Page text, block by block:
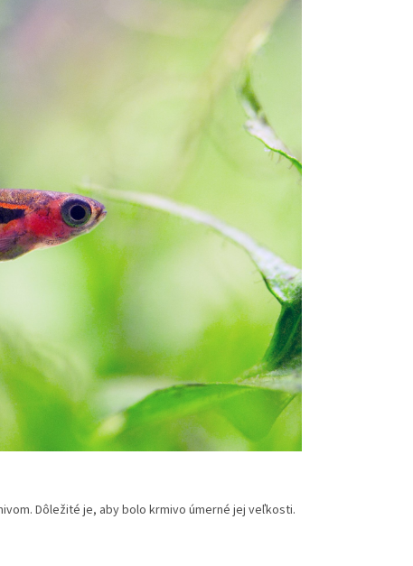
Dôležité je, aby bolo krmivo úmerné jej veľkosti.